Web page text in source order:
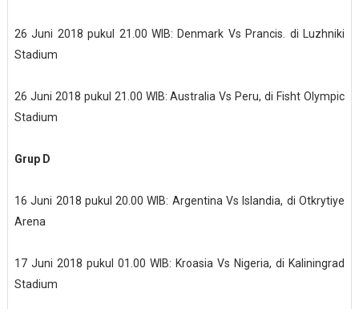
26 Juni 2018 pukul 21.00 WIB: Denmark Vs Prancis. di Luzhniki
Stadium
26 Juni 2018 pukul 21.00 WIB: Australia Vs Peru, di Fisht Olympic
Stadium
Grup D
16 Juni 2018 pukul 20.00 WIB: Argentina Vs Islandia, di Otkrytiye
Arena
17 Juni 2018 pukul 01.00 WIB: Kroasia Vs Nigeria, di Kaliningrad
Stadium